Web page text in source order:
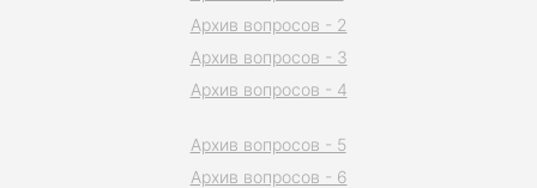
Архив вопросов - 2
Архив вопросов - 3
Архив вопросов - 4
Архив вопросов - 5
Архив вопросов - 6